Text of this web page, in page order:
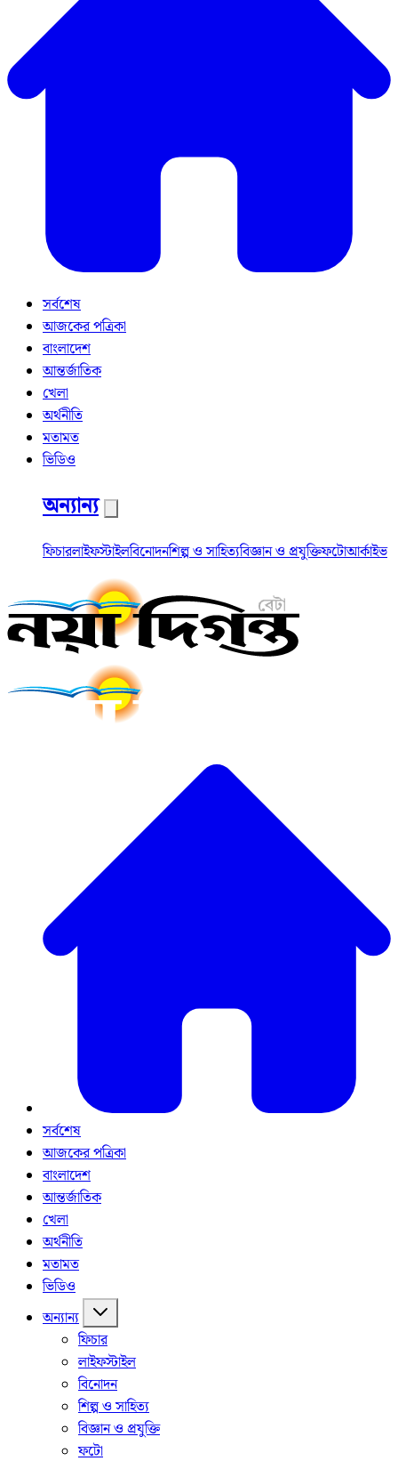
সর্বশেষ
আজকের পত্রিকা
বাংলাদেশ
আন্তর্জাতিক
খেলা
অর্থনীতি
মতামত
ভিডিও
অন্যান্য
ফিচারলাইফস্টাইলবিনোদনশিল্প ও সাহিত্যবিজ্ঞান ও প্রযুক্তিফটোআর্কাইভ
সর্বশেষ
আজকের পত্রিকা
বাংলাদেশ
আন্তর্জাতিক
খেলা
অর্থনীতি
মতামত
ভিডিও
অন্যান্য
ফিচার
লাইফস্টাইল
বিনোদন
শিল্প ও সাহিত্য
বিজ্ঞান ও প্রযুক্তি
ফটো